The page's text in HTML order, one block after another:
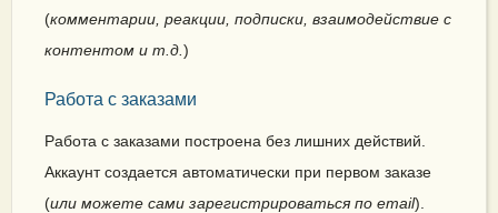
(комментарии, реакции, подписки, взаимодействие с
контентом и т.д. )
Работа с заказами
Работа с заказами построена без лишних действий.
Аккаунт создается автоматически при первом заказе
(или можете сами зарегистрироваться по email).